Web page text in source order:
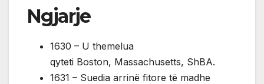
Ngjarje
1630 – U themelua
qyteti Boston, Massachusetts, ShBA.
1631 – Suedia arrinë fitore të madhe